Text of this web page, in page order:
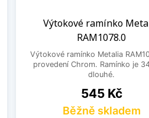
Výtokové ramínko
RAM1078.0
Výtokové ramínko Metalia
provedení Chrom. Ramínko je
dlouhé.
Cena
545 Kč
Běžně skladem